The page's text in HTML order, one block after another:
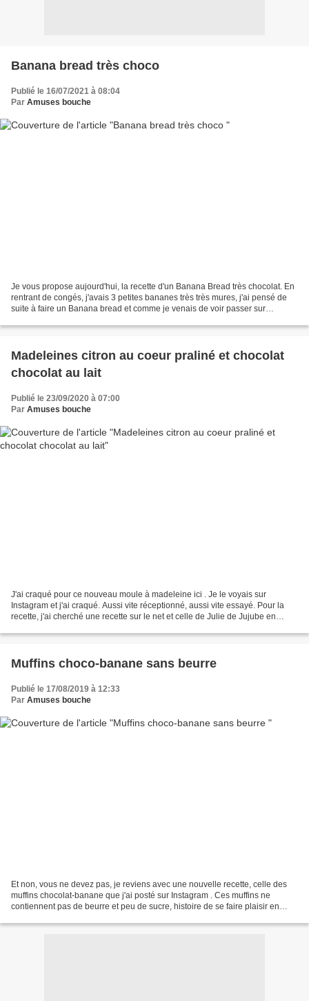
Banana bread très choco
Publié le 16/07/2021 à 08:04
Par Amuses bouche
Je vous propose aujourd'hui, la recette d'un Banana Bread très chocolat. En
rentrant de congés, j'avais 3 petites bananes très très mures, j'ai pensé de
suite à faire un Banana bread et comme je venais de voir passer sur
Madeleines citron au coeur praliné et chocolat
chocolat au lait
Publié le 23/09/2020 à 07:00
Par Amuses bouche
J'ai craqué pour ce nouveau moule à madeleine ici . Je le voyais sur
Instagram et j'ai craqué. Aussi vite réceptionné, aussi vite essayé. Pour la
recette, j'ai cherché une recette sur le net et celle de Julie de Jujube en
Muffins choco-banane sans beurre
Publié le 17/08/2019 à 12:33
Par Amuses bouche
Et non, vous ne devez pas, je reviens avec une nouvelle recette, celle des
muffins chocolat-banane que j'ai posté sur Instagram . Ces muffins ne
contiennent pas de beurre et peu de sucre, histoire de se faire plaisir en